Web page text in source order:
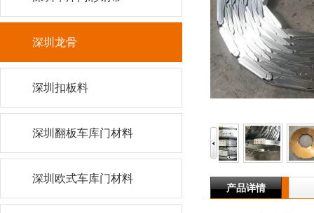
产品详情
深圳龙骨
深圳扣板料
深圳翻板车库门材料
深圳欧式车库门材料